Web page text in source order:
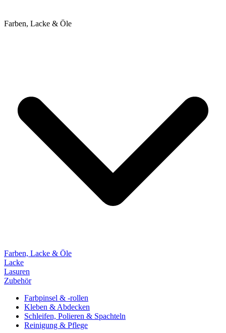
Farben, Lacke & Öle
Farben, Lacke & Öle
Lacke
Lasuren
Zubehör
Farbpinsel & -rollen
Kleben & Abdecken
Schleifen, Polieren & Spachteln
Reinigung & Pflege